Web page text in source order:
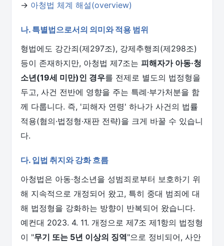
→ 아청법 체계 해설(overview)
나. 특별법으로서의 의미와 적용 범위
형법에도 강간죄(제297조), 강제추행죄(제298조)
등이 존재하지만, 아청법 제7조는 피해자가 아동·청
소년(19세 미만)인 경우를 전제로 별도의 법정형을
두고, 사건 전반에 영향을 주는 특례·부가처분을 함
께 다룹니다. 즉, '피해자 연령' 하나가 사건의 법률
적용(혐의·법정형·재판 전략)을 크게 바꿀 수 있습니
다.
다. 입법 취지와 강화 흐름
아청법은 아동·청소년을 성범죄로부터 보호하기 위
해 지속적으로 개정되어 왔고, 특히 중대 범죄에 대
해 법정형을 강화하는 방향이 반복되어 왔습니다.
예컨대 2023. 4. 11. 개정으로 제7조 제1항의 법정형
이 "무기 또는 5년 이상의 징역"으로 정비되어, 사안